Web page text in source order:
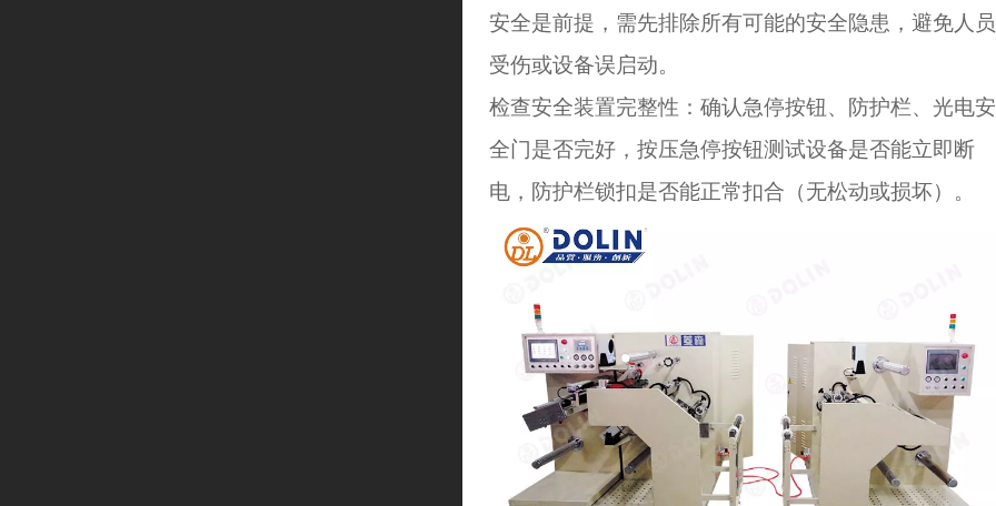
安全是前提，需先排除所有可能的安全隐患，避免人员
受伤或设备误启动。
检查安全装置完整性：确认急停按钮、防护栏、光电安
全门是否完好，按压急停按钮测试设备是否能立即断
电，防护栏锁扣是否能正常扣合（无松动或损坏）。